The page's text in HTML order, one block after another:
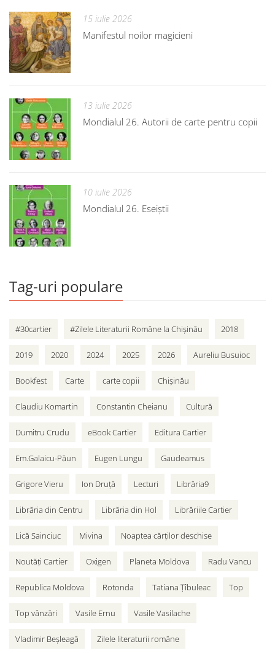
15 iulie 2026
Manifestul noilor magicieni
13 iulie 2026
Mondialul 26. Autorii de carte pentru copii
10 iulie 2026
Mondialul 26. Eseiștii
Tag-uri populare
#30cartier #Zilele Literaturii Române la Chișinău 2018
2019 2020 2024 2025 2026 Aureliu Busuioc
Bookfest Carte carte copii Chișinău
Claudiu Komartin Constantin Cheianu Cultură
Dumitru Crudu eBook Cartier Editura Cartier
Em.Galaicu-Păun Eugen Lungu Gaudeamus
Grigore Vieru Ion Druță Lecturi Librăria9
Librăria din Centru Librăria din Hol Librăriile Cartier
Lică Sainciuc Mivina Noaptea cărților deschise
Noutăți Cartier Oxigen Planeta Moldova Radu Vancu
Republica Moldova Rotonda Tatiana Țîbuleac Top
Top vânzări Vasile Ernu Vasile Vasilache
Vladimir Beșleagă Zilele literaturii române